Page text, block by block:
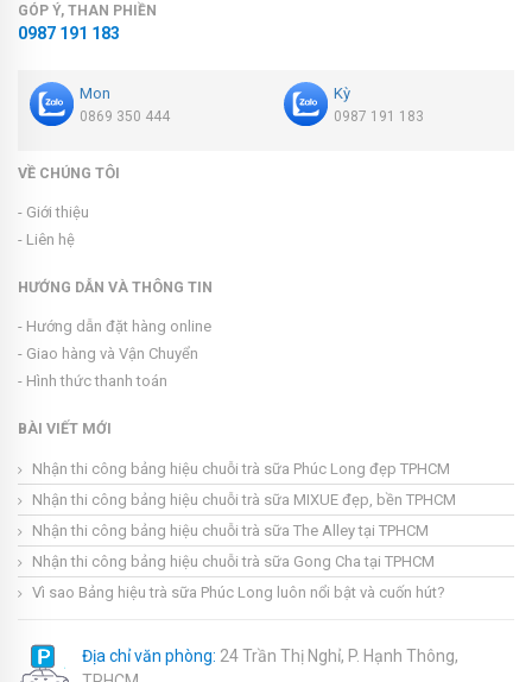
GÓP Ý, THAN PHIỀN
0987 191 183
Mon
0869 350 444
Kỳ
0987 191 183
VỀ CHÚNG TÔI
- Giới thiệu
- Liên hệ
HƯỚNG DẪN VÀ THÔNG TIN
- Hướng dẫn đặt hàng online
- Giao hàng và Vận Chuyển
- Hình thức thanh toán
BÀI VIẾT MỚI
Nhận thi công bảng hiệu chuỗi trà sữa Phúc Long đẹp TPHCM
Nhận thi công bảng hiệu chuỗi trà sữa MIXUE đẹp, bền TPHCM
Nhận thi công bảng hiệu chuỗi trà sữa The Alley tại TPHCM
Nhận thi công bảng hiệu chuỗi trà sữa Gong Cha tại TPHCM
Vì sao Bảng hiệu trà sữa Phúc Long luôn nổi bật và cuốn hút?
Địa chỉ văn phòng: 24 Trần Thị Nghỉ, P. Hạnh Thông,